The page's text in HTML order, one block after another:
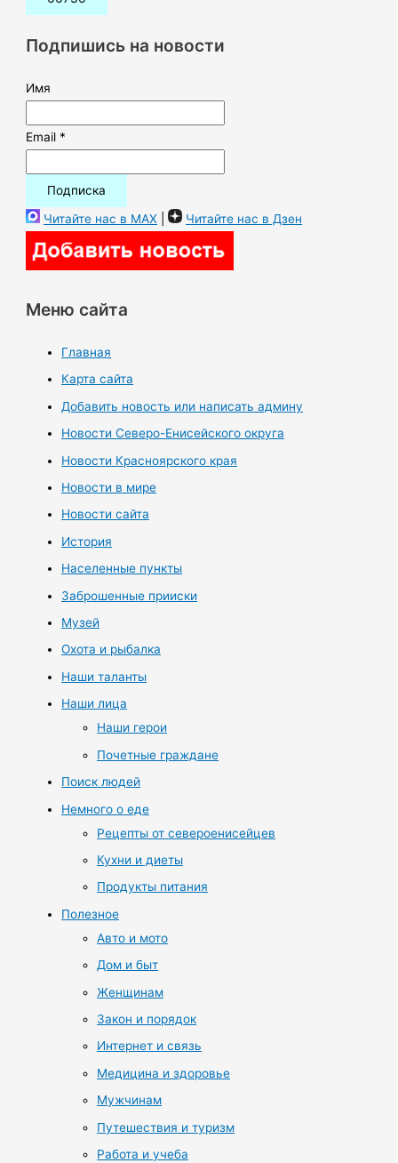
:Подпишись на новости
Имя
Email *
Читайте нас в MAX | Читайте нас в Дзен
Меню сайта
Главная
Карта сайта
Добавить новость или написать админу
Новости Северо-Енисейского округа
Новости Красноярского края
Новости в мире
Новости сайта
История
Населенные пункты
Заброшенные прииски
Музей
Охота и рыбалка
Наши таланты
Наши лица
Наши герои
Почетные граждане
Поиск людей
Немного о еде
Рецепты от североенисейцев
Кухни и диеты
Продукты питания
Полезное
Авто и мото
Дом и быт
Женщинам
Закон и порядок
Интернет и связь
Медицина и здоровье
Мужчинам
Путешествия и туризм
Работа и учеба